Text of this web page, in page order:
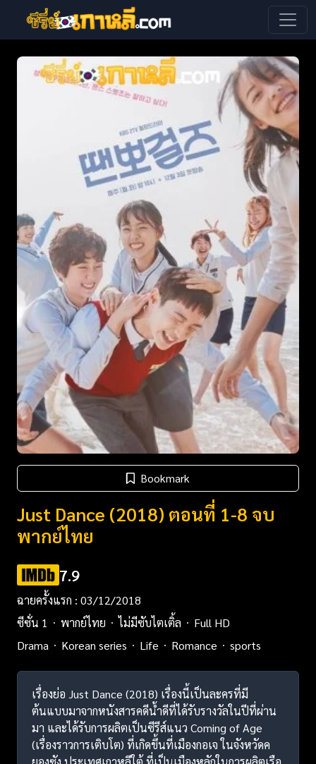
Bookmark
Just Dance (2018) ตอนที่ 1-8 จบ
พากย์ไทย
7.9
ฉายครั้งแรก : 03/12/2018
ซีซั่น 1
พากย์ไทย ไม่มีซับไตเติ้ล
Full HD
Drama
Korean series Life Romance sports
เรื่องย่อ Just Dance (2018) เรื่องนี้เป็นละครที่มี
ต้นแบบมาจากหนังสารคดีน้ำดีที่ได้รับรางวัลในปีที่ผ่าน
มา และได้รับการผลิตเป็นซีรีส์แนว Coming of Age
(เรื่องราวการเติบโต) ที่เกิดขึ้นที่เมืองกอเจ ในจังหวัดค